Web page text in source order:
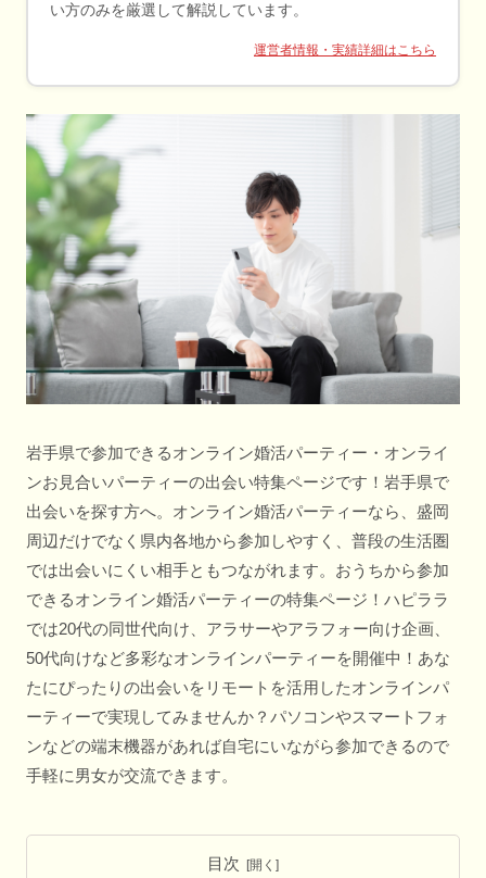
い方のみを厳選して解説しています。
運営者情報・実績詳細はこちら
岩手県で参加できるオンライン婚活パーティー・オンライ
ンお見合いパーティーの出会い特集ページです！岩手県で
出会いを探す方へ。オンライン婚活パーティーなら、盛岡
周辺だけでなく県内各地から参加しやすく、普段の生活圏
では出会いにくい相手ともつながれます。おうちから参加
できるオンライン婚活パーティーの特集ページ！ハピララ
では20代の同世代向け、アラサーやアラフォー向け企画、
50代向けなど多彩なオンラインパーティーを開催中！あな
たにぴったりの出会いをリモートを活用したオンラインパ
ーティーで実現してみませんか？パソコンやスマートフォ
ンなどの端末機器があれば自宅にいながら参加できるので
手軽に男女が交流できます。
目次